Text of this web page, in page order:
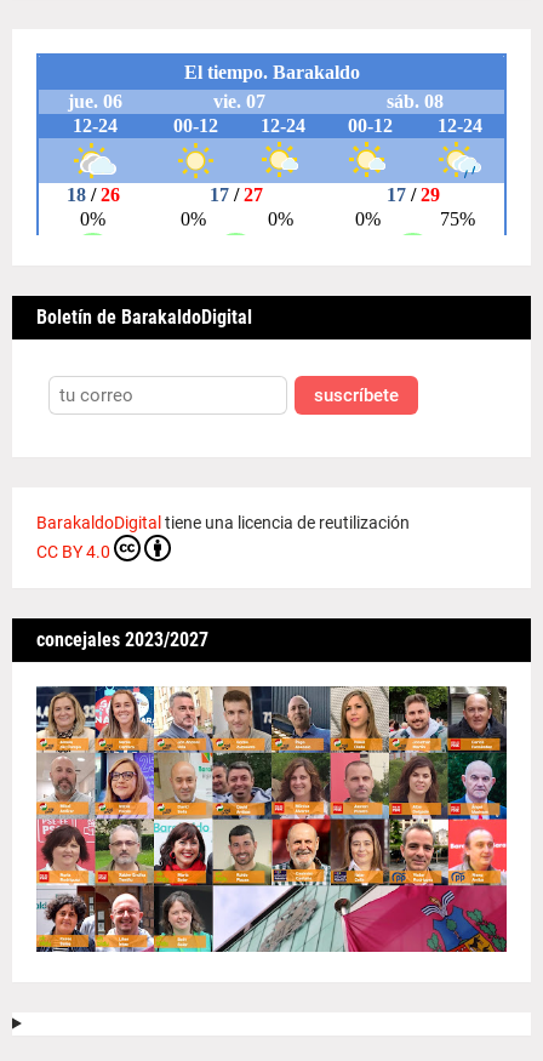
Boletín de BarakaldoDigital
suscríbete
BarakaldoDigital tiene una licencia de reutilización
CC BY 4.0
concejales 2023/2027